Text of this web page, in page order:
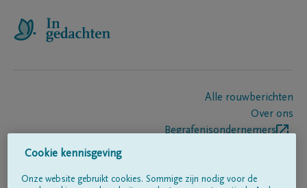
Alle rouwberichten
Over ons
Begrafenisondernemers
Cookie kennisgeving
Onze website gebruikt cookies. Sommige zijn nodig voor de